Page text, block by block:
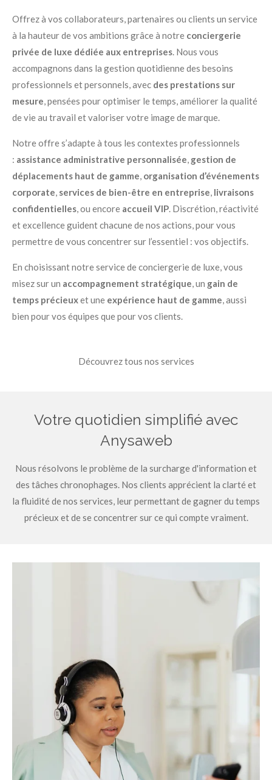
Offrez à vos collaborateurs, partenaires ou clients un service
à la hauteur de vos ambitions grâce à notre conciergerie
privée de luxe dédiée aux entreprises. Nous vous
accompagnons dans la gestion quotidienne des besoins
professionnels et personnels, avec des prestations sur
mesure, pensées pour optimiser le temps, améliorer la qualité
de vie au travail et valoriser votre image de marque.
Notre offre s’adapte à tous les contextes professionnels
: assistance administrative personnalisée, gestion de
déplacements haut de gamme, organisation d’événements
corporate, services de bien-être en entreprise, livraisons
confidentielles, ou encore accueil VIP. Discrétion, réactivité
et excellence guident chacune de nos actions, pour vous
permettre de vous concentrer sur l’essentiel : vos objectifs.
En choisissant notre service de conciergerie de luxe, vous
misez sur un accompagnement stratégique, un gain de
temps précieuxet une expérience haut de gamme, aussi
bien pour vos équipes que pour vos clients.
Découvrez tous nos services
Votre quotidien simplifié avec
Anysaweb
Nous résolvons le problème de la surcharge d'information et
des tâches chronophages. Nos clients apprécient la clarté et
la fluidité de nos services, leur permettant de gagner du temps
précieux et de se concentrer sur ce qui compte vraiment.